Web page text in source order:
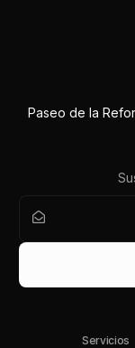
Paseo de la
Servicios